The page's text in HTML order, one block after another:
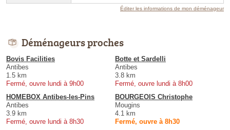
Éditer les informations de mon déménageur
Déménageurs proches
Bovis Facilities
Antibes
1.5 km
Fermé, ouvre lundi à 9h00
Botte et Sardelli
Antibes
3.8 km
Fermé, ouvre lundi à 8h00
HOMEBOX Antibes-les-Pins
Antibes
3.9 km
Fermé, ouvre lundi à 8h30
BOURGEOIS Christophe
Mougins
4.1 km
Fermé, ouvre à 8h30